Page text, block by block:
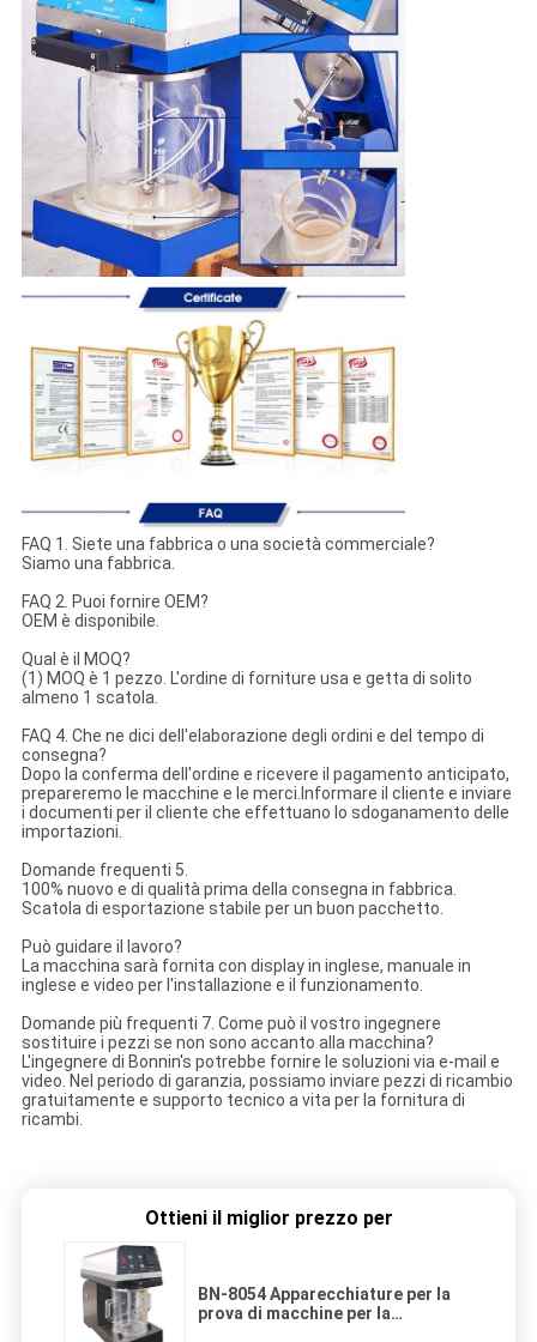
FAQ 1. Siete una fabbrica o una società commerciale?
Siamo una fabbrica.
FAQ 2. Puoi fornire OEM?
OEM è disponibile.
Qual è il MOQ?
(1) MOQ è 1 pezzo. L'ordine di forniture usa e getta di solito
almeno 1 scatola.
FAQ 4. Che ne dici dell'elaborazione degli ordini e del tempo di
consegna?
Dopo la conferma dell'ordine e ricevere il pagamento anticipato,
prepareremo le macchine e le merci.Informare il cliente e inviare
i documenti per il cliente che effettuano lo sdoganamento delle
importazioni.
Domande frequenti 5.
100% nuovo e di qualità prima della consegna in fabbrica.
Scatola di esportazione stabile per un buon pacchetto.
Può guidare il lavoro?
La macchina sarà fornita con display in inglese, manuale in
inglese e video per l'installazione e il funzionamento.
Domande più frequenti 7. Come può il vostro ingegnere
sostituire i pezzi se non sono accanto alla macchina?
L'ingegnere di Bonnin's potrebbe fornire le soluzioni via e-mail e
video. Nel periodo di garanzia, possiamo inviare pezzi di ricambio
gratuitamente e supporto tecnico a vita per la fornitura di
ricambi.
Ottieni il miglior prezzo per
BN-8054 Apparecchiature per la
prova di macchine per la